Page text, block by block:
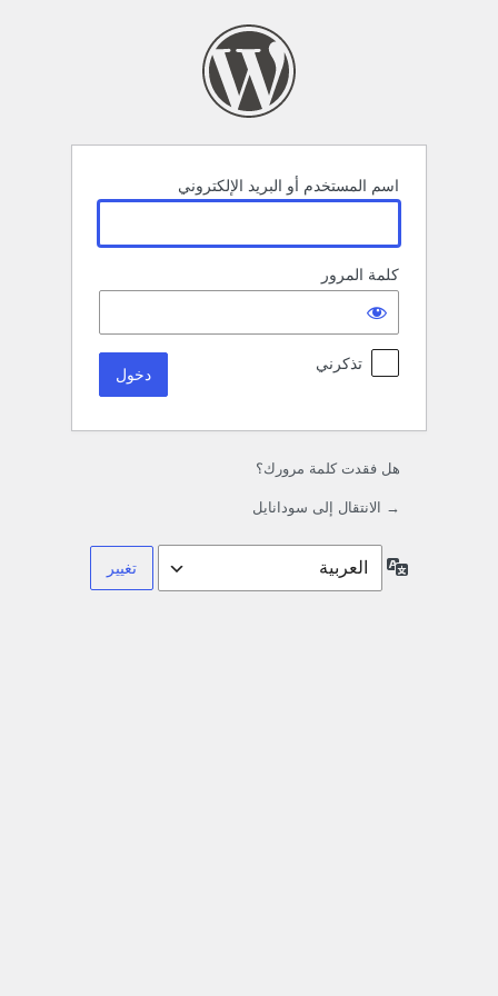
اسم المستخدم أو البريد الإلكتروني
كلمة المرور
تذكرني
هل فقدت كلمة مرورك؟
→ الانتقال إلى سودانايل
اللغة